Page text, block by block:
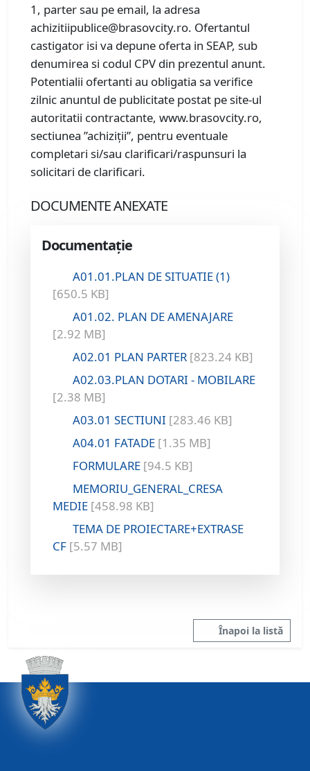
1, parter sau pe email, la adresa
achizitiipublice@brasovcity.ro. Ofertantul
castigator isi va depune oferta in SEAP, sub
denumirea si codul CPV din prezentul anunt.
Potentialii ofertanti au obligatia sa verifice
zilnic anuntul de publicitate postat pe site-ul
autoritatii contractante, www.brasovcity.ro,
sectiunea ”achiziții”, pentru eventuale
completari si/sau clarificari/raspunsuri la
solicitari de clarificari.
DOCUMENTE ANEXATE
Documentație
A01.01.PLAN DE SITUATIE (1)
[650.5 KB]
A01.02. PLAN DE AMENAJARE
[2.92 MB]
A02.01 PLAN PARTER [823.24 KB]
A02.03.PLAN DOTARI - MOBILARE
[2.38 MB]
A03.01 SECTIUNI [283.46 KB]
A04.01 FATADE [1.35 MB]
FORMULARE [94.5 KB]
MEMORIU_GENERAL_CRESA
MEDIE [458.98 KB]
TEMA DE PROIECTARE+EXTRASE
CF [5.57 MB]
Înapoi la listă